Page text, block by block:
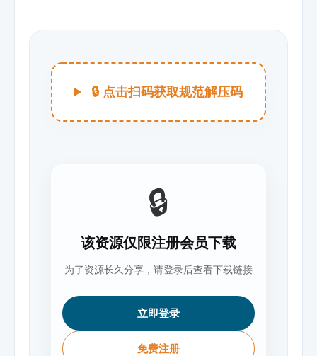
🔒 点击扫码获取规范解压码
🔒
该资源仅限注册会员下载
为了资源长久分享，请登录后查看下载链接
立即登录
免费注册